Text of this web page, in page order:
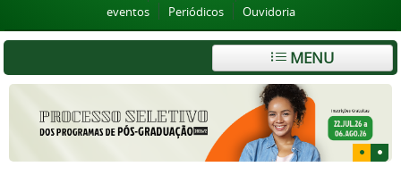
eventos
Periódicos Ouvidoria
MENU